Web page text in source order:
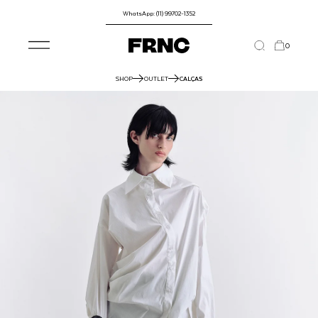
WhatsApp: (11) 99702-1352
0
SHOP OUTLET CALÇAS